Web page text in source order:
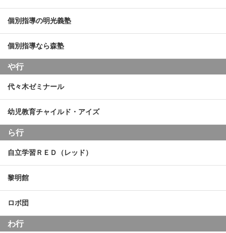
個別指導の明光義塾
個別指導なら森塾
や行
代々木ゼミナール
幼児教育チャイルド・アイズ
ら行
自立学習ＲＥＤ（レッド）
黎明館
ロボ団
わ行